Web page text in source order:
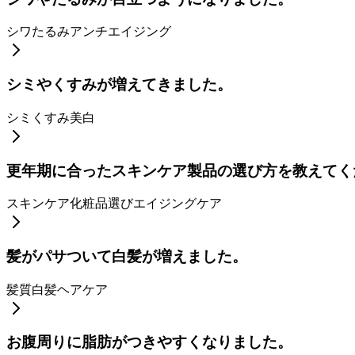
シワたるみアンチエイジング
シミやくすみが増えてきました。
シミ くすみ美白
更年期に合ったスキンケア製品の選び方を教えて
スキンケア化粧品選びエイジングケア
髪がパサついて白髪が増えました。
髪質白髪ヘアケア
お腹周りに脂肪がつきやすくなりました。